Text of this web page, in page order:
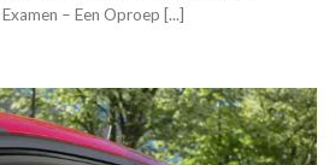
– Een Oproep [...]